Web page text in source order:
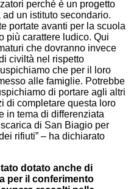
perché è un progetto
un istituto secondario.
portate avanti per la scuola
più carattere ludico. Qui
che dovranno invece
civiltà nel rispetto
che per il loro
alle famiglie. Potrebbe
di portare agli altri
di completare questa loro
in tema di differenziata
di San Biagio per
rifiuti” – ha dichiarato
dotato anche di
per il conferimento